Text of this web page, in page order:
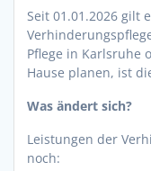
Seit 01.01.2026 gilt
Pflege in Karlsruhe
Hause planen, ist
Was ändert sich?
Leistungen der
noch: